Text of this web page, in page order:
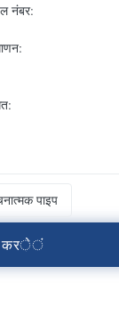
नंबर:
पाइप
करें